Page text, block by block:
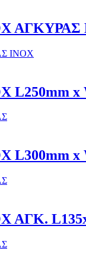
ΑΓΚΥΡΑΣ
L250mm x
L300mm x
ΑΓΚ.